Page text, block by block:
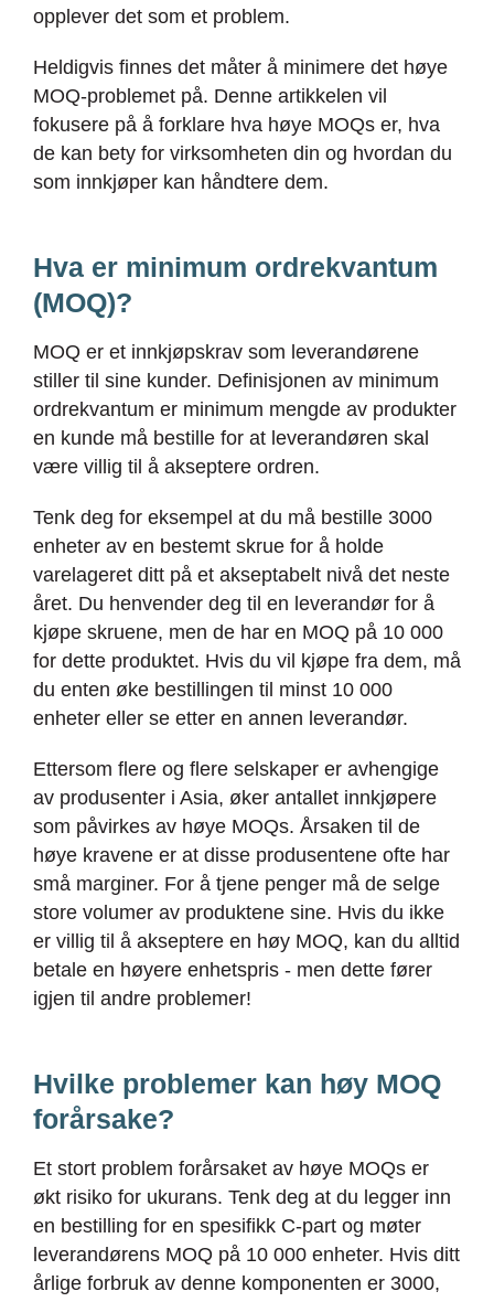
opplever det som et problem.
Heldigvis finnes det måter å minimere det høye
MOQ-problemet på. Denne artikkelen vil
fokusere på å forklare hva høye MOQs er, hva
de kan bety for virksomheten din og hvordan du
som innkjøper kan håndtere dem.
Hva er minimum ordrekvantum
(MOQ)?
MOQ er et innkjøpskrav som leverandørene
stiller til sine kunder. Definisjonen av minimum
ordrekvantum er minimum mengde av produkter
en kunde må bestille for at leverandøren skal
være villig til å akseptere ordren.
Tenk deg for eksempel at du må bestille 3000
enheter av en bestemt skrue for å holde
varelageret ditt på et akseptabelt nivå det neste
året. Du henvender deg til en leverandør for å
kjøpe skruene, men de har en MOQ på 10 000
for dette produktet. Hvis du vil kjøpe fra dem, må
du enten øke bestillingen til minst 10 000
enheter eller se etter en annen leverandør.
Ettersom flere og flere selskaper er avhengige
av produsenter i Asia, øker antallet innkjøpere
som påvirkes av høye MOQs. Årsaken til de
høye kravene er at disse produsentene ofte har
små marginer. For å tjene penger må de selge
store volumer av produktene sine. Hvis du ikke
er villig til å akseptere en høy MOQ, kan du alltid
betale en høyere enhetspris - men dette fører
igjen til andre problemer!
Hvilke problemer kan høy MOQ
forårsake?
Et stort problem forårsaket av høye MOQs er
økt risiko for ukurans. Tenk deg at du legger inn
en bestilling for en spesifikk C-part og møter
leverandørens MOQ på 10 000 enheter. Hvis ditt
årlige forbruk av denne komponenten er 3000,